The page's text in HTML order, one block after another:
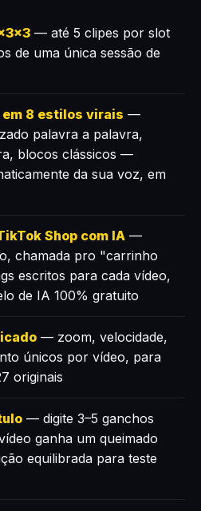
— até 5 clipes por slot
de uma única sessão de
em 8 estilos virais —
palavra a palavra,
blocos clássicos —
da sua voz, em
Shop com IA —
chamada pro "carrinho
escritos para cada vídeo,
de IA 100% gratuito
— zoom, velocidade,
únicos por vídeo, para
originais
— digite 3–5 ganchos
ganha um queimado
equilibrada para teste